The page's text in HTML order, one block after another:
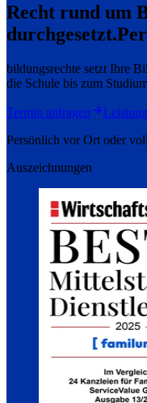
Recht rund um
durchgesetzt.
bildungsrechte setzt Ihre
die Schule bis zum
Termin anfragen
Persönlich vor Ort oder
Auszeichnungen